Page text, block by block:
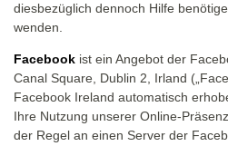
diesbezüglich dennoch Hilfe
wenden.
Facebook ist ein Angebot der
Canal Square, Dublin 2, Irland
Facebook Ireland automatisch
Ihre Nutzung unserer Online-
der Regel an einen Server der